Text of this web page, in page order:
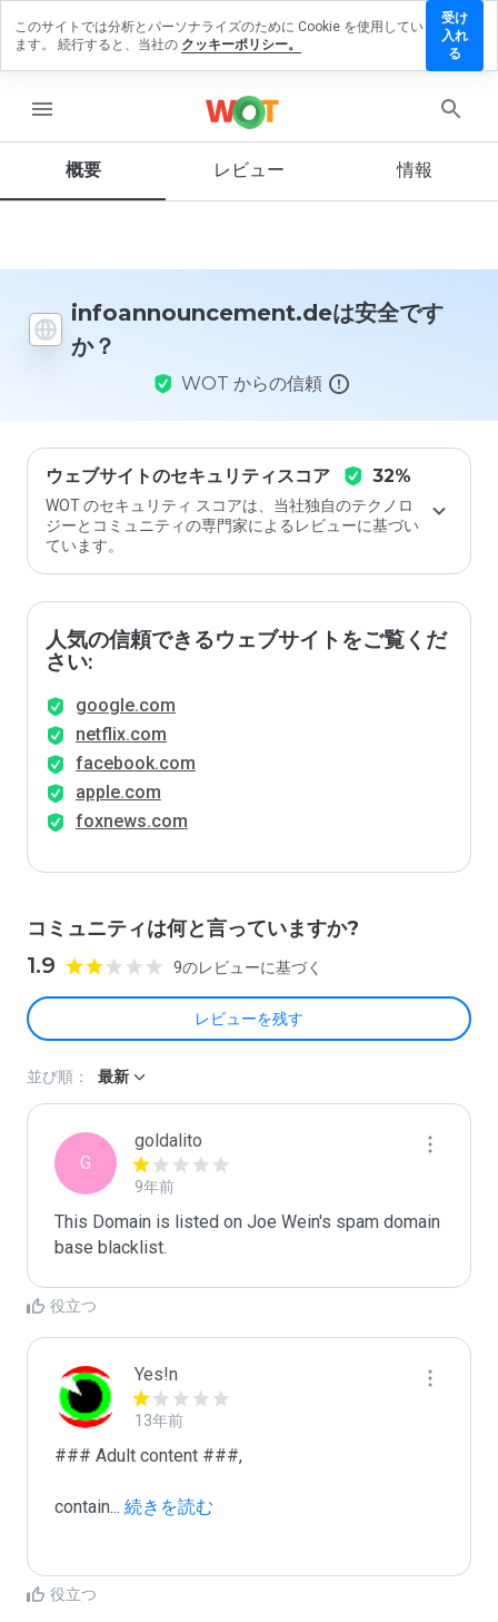
menu
概要 レビュー 情報
infoannouncement.deは安全です
か？
WOT からの信頼
ウェブサイトのセキュリティスコア 32%
WOT のセキュリティ スコアは、当社独自のテクノロ
ジーとコミュニティの専門家によるレビューに基づい
ています。
人気の信頼できるウェブサイトをご覧くだ
さい:
google.com
netflix.com
facebook.com
apple.com
foxnews.com
コミュニティは何と言っていますか?
1.9 9のレビューに基づく
レビューを残す
ーを残す
ウェ
を1
間
で、
ます
か？
並び順： 最新
G
goldalito
9年前
This Domain is listed on Joe Wein's spam domain
役立つ
Yes!n
13年前
### Adult content ###,
contain... 続きを読む
役立つ
このサイトでは分析とパーソナライズのために Cookie を使用してい
ます。 続行すると、当社の クッキーポリシー。
受け
入れ
る